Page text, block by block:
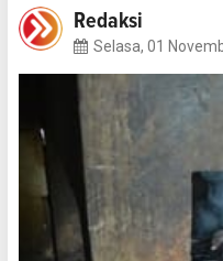
Redaksi
Selasa, 01